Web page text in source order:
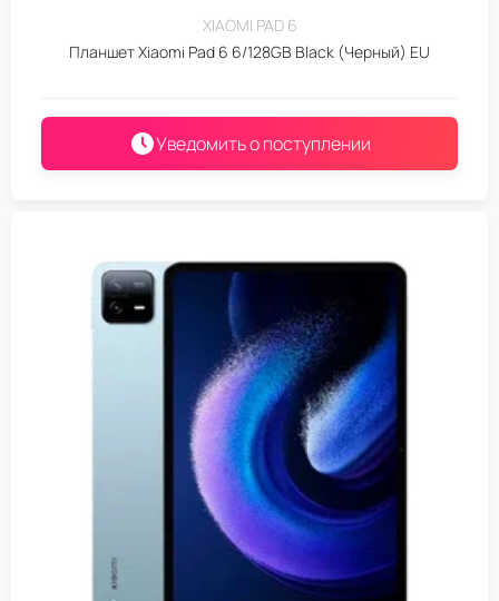
XIAOMI PAD 6
Планшет Xiaomi Pad 6 6/128GB Black (Черный) EU
Уведомить о поступлении